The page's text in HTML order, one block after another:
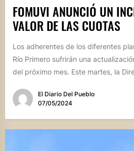
FOMUVI ANUNCIÓ UN
VALOR DE LAS CUOTAS
Los adherentes de los diferentes
Río Primero sufrirán una
del próximo mes. Este martes, la
El Diario Del Pueblo
07/05/2024